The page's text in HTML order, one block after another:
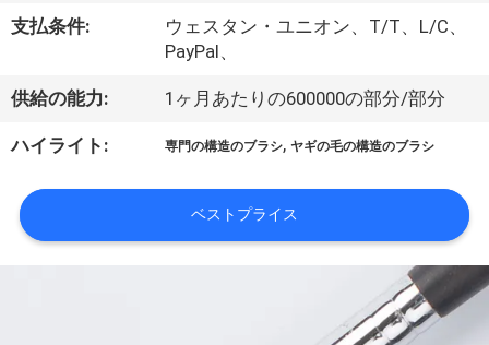
い
工
旅
支払条件:
ウェスタン・ユニオン、T/T、L/C、
PayPal、
供給の能力: 1ヶ月あたりの600000の部分/部分
ハイライト: 専門の構造のブラシ,ヤギの毛の構造のブラシ
ベストプライス